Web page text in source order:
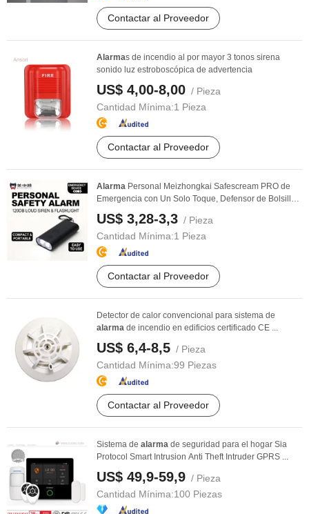
Contactar al Proveedor
Alarmas de incendio al por mayor 3 tonos sirena
sonido luz estroboscópica de advertencia
US$ 4,00-8,00 / Pieza
Cantidad Mínima:1 Pieza
Contactar al Proveedor
Alarma Personal Meizhongkai Safescream PRO de
Emergencia con Un Solo Toque, Defensor de Bolsillo,
US$ 3,28-3,3 / Pieza
Cantidad Mínima:1 Pieza
Contactar al Proveedor
Detector de calor convencional para sistema de
alarma de incendio en edificios certificado CE ...
US$ 6,4-8,5 / Pieza
Cantidad Mínima:99 Piezas
Contactar al Proveedor
Sistema de alarma de seguridad para el hogar Sia
Protocol Smart Intrusion Anti Theft Intruder GPRS ...
US$ 49,9-59,9 / Pieza
Cantidad Mínima:100 Piezas